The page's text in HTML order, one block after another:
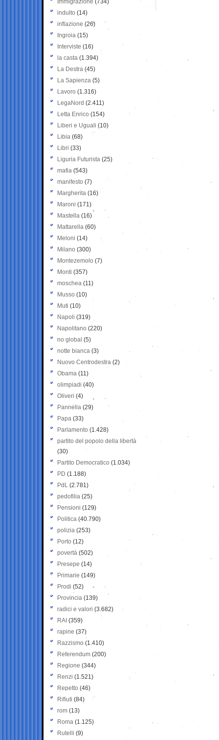
Immigrazione (734)
indulto (14)
inflazione (26)
Ingroia (15)
Interviste (16)
la casta (1.394)
La Destra (45)
La Sapienza (5)
Lavoro (1.316)
LegaNord (2.411)
Letta Enrico (154)
Liberi e Uguali (10)
Libia (68)
Libri (33)
Liguria Futurista (25)
mafia (543)
manifesto (7)
Margherita (16)
Maroni (171)
Mastella (16)
Mattarella (60)
Meloni (14)
Milano (300)
Montezemolo (7)
Monti (357)
moschea (11)
Musso (10)
Muti (10)
Napoli (319)
Napolitano (220)
no global (5)
notte bianca (3)
Nuovo Centrodestra (2)
Obama (11)
olimpiadi (40)
Oliveri (4)
Pannella (29)
Papa (33)
Parlamento (1.428)
partito del popolo della libertà
(30)
Partito Democratico (1.034)
PD (1.188)
PdL (2.781)
pedofilia (25)
Pensioni (129)
Politica (40.790)
polizia (253)
Porto (12)
povertà (502)
Presepe (14)
Primarie (149)
Prodi (52)
Provincia (139)
radici e valori (3.682)
RAI (359)
rapine (37)
Razzismo (1.410)
Referendum (200)
Regione (344)
Renzi (1.521)
Repetto (46)
Rifiuti (84)
rom (13)
Roma (1.125)
Rutelli (9)